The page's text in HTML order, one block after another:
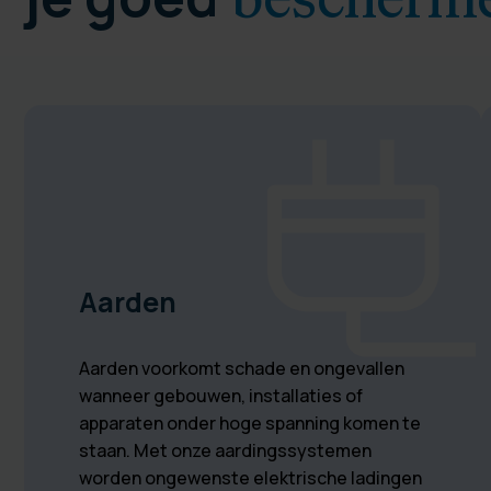
Aarden
Aarden voorkomt schade en ongevallen
wanneer gebouwen, installaties of
apparaten onder hoge spanning komen te
staan. Met onze aardingssystemen
worden ongewenste elektrische ladingen